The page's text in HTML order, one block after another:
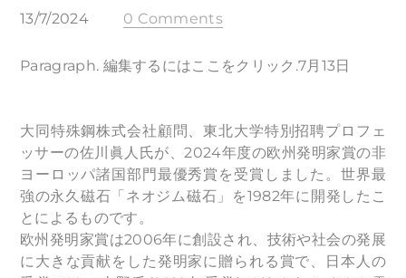
13/7/2024 0 Comments
Paragraph. 編集するにはここをクリック.7月13日
大同特殊鋼株式会社顧問、東北大学特別招聘プロフェ
ッサーの佐川眞人氏が、2024年度の欧州発明家賞の非
ヨーロッパ諸国部門最優秀賞を受賞しました。世界最
強の永久磁石「ネオジム磁石」を1982年に開発したこ
とによるものです。
欧州発明家賞は2006年に創設され、技術や社会の発展
に大きな貢献をした発明家に贈られる賞で、日本人の